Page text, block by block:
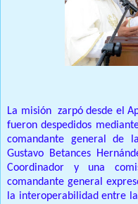
La misión zarpó desde el
fueron despedidos
comandante general de
Gustavo Betances
Coordinador y una
comandante general
la interoperabilidad entre